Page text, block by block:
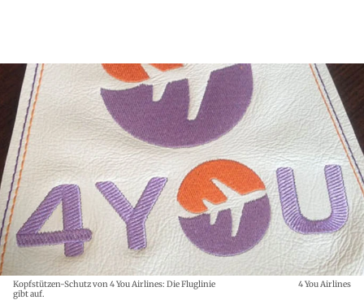
Kopfstützen-Schutz von 4 You Airlines: Die Fluglinie
gibt auf.
4 You Airlines